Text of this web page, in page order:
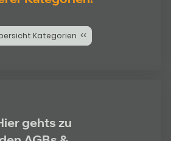
Kategorien <<
gehts zu